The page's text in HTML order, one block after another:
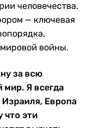
человечества.
— ключевая
войны.
за всю
мир. Я всегда
Европа
что эти